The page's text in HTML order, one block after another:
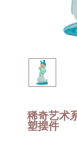
稀奇艺术
塑摆件